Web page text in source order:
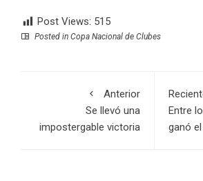
Post Views: 515
Posted in Copa Nacional de Clubes
Anterior
Se llevó una
impostergable victoria
Entre
ganó